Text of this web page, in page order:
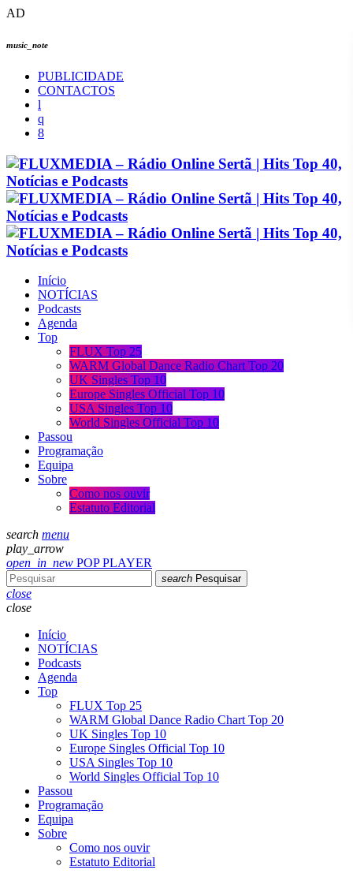
AD
music_note
PUBLICIDADE
CONTACTOS
Início
NOTÍCIAS
Podcasts
Agenda
Top
FLUX Top 25
WARM Global Dance Radio Chart Top 20
UK Singles Top 10
Europe Singles Official Top 10
USA Singles Top 10
World Singles Official Top 10
Passou
Programação
Equipa
Sobre
Como nos ouvir
Estatuto Editorial
search menu
play_arrow
open_in_new POP PLAYER
search Pesquisar
close
close
Início
NOTÍCIAS
Podcasts
Agenda
Top
FLUX Top 25
WARM Global Dance Radio Chart Top 20
UK Singles Top 10
Europe Singles Official Top 10
USA Singles Top 10
World Singles Official Top 10
Passou
Programação
Equipa
Sobre
Como nos ouvir
Estatuto Editorial